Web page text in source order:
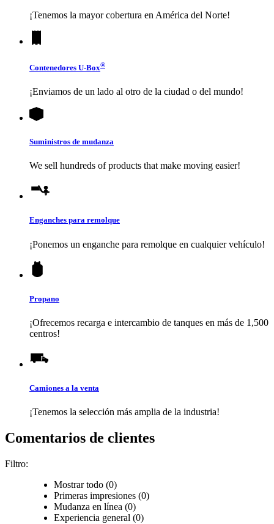
¡Tenemos la mayor cobertura en América del Norte!
Contenedores U-Box®
¡Enviamos de un lado al otro de la ciudad o del mundo!
Suministros de mudanza
We sell hundreds of products that make moving easier!
Enganches para remolque
¡Ponemos un enganche para remolque en cualquier vehículo!
Propano
¡Ofrecemos recarga e intercambio de tanques en más de 1,500
centros!
Camiones a la venta
¡Tenemos la selección más amplia de la industria!
Comentarios de clientes
Filtro:
Mostrar todo (0)
Primeras impresiones (0)
Mudanza en línea (0)
Experiencia general (0)